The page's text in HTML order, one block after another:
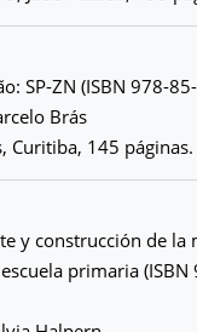
SP-ZN (ISBN 978-
Brás
Curitiba, 145 páginas.
y construcción de la
primaria